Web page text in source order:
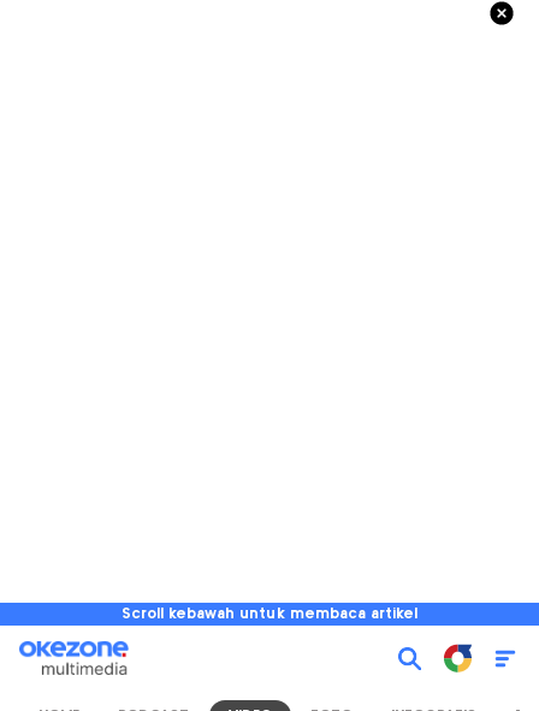
Scroll kebawah untuk membaca artikel